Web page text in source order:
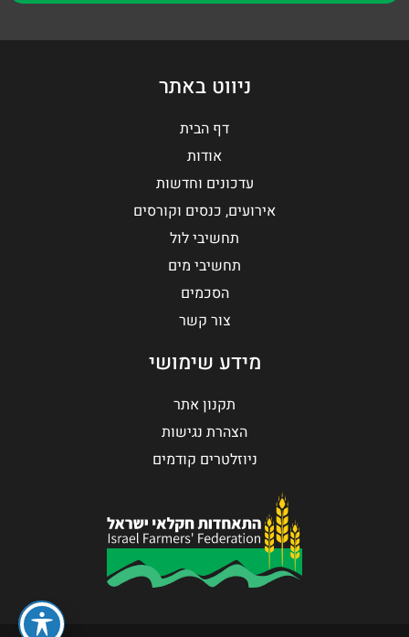
ניווט באתר
דף הבית
אודות
עדכונים וחדשות
אירועים, כנסים וקורסים
תחשיבי לול
תחשיבי מים
הסכמים
צור קשר
מידע שימושי
תקנון אתר
הצהרת נגישות
ניוזלטרים קודמים